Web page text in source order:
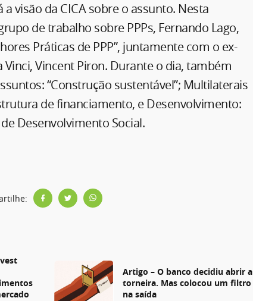
visão da CICA sobre o assunto. Nesta
de trabalho sobre PPPs, Fernando Lago,
Práticas de PPP”, juntamente com o ex-
Vincent Piron. Durante o dia, também
“Construção sustentável”; Multilaterais
de financiamento, e Desenvolvimento:
Desenvolvimento Social.
Artigo – O banco decidiu abrir a
torneira. Mas colocou um filtro
na saída